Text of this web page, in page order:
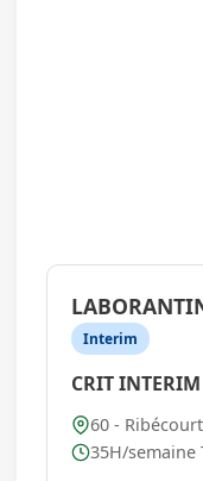
Interim
CRIT INTERIM
60 -
35H/semaine